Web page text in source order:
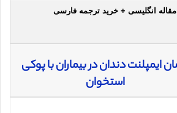
مقاله انگلیسی + خرید ترجمه فارسی
ایمپلنت دندان در بیماران با پوکی
استخوان